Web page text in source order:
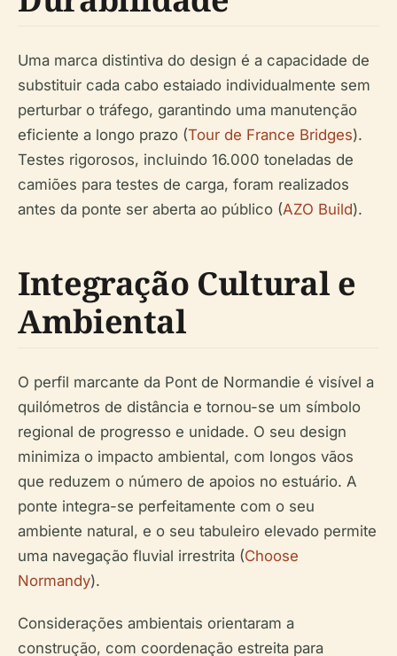
Uma marca distintiva do design é a capacidade de
substituir cada cabo estaiado individualmente sem
perturbar o tráfego, garantindo uma manutenção
eficiente a longo prazo (Tour de France Bridges).
Testes rigorosos, incluindo 16.000 toneladas de
camiões para testes de carga, foram realizados
antes da ponte ser aberta ao público (AZO Build).
Integração Cultural e
Ambiental
O perfil marcante da Pont de Normandie é visível a
quilómetros de distância e tornou-se um símbolo
regional de progresso e unidade. O seu design
minimiza o impacto ambiental, com longos vãos
que reduzem o número de apoios no estuário. A
ponte integra-se perfeitamente com o seu
ambiente natural, e o seu tabuleiro elevado permite
uma navegação fluvial irrestrita (Choose
Normandy).
Considerações ambientais orientaram a
construção, com coordenação estreita para